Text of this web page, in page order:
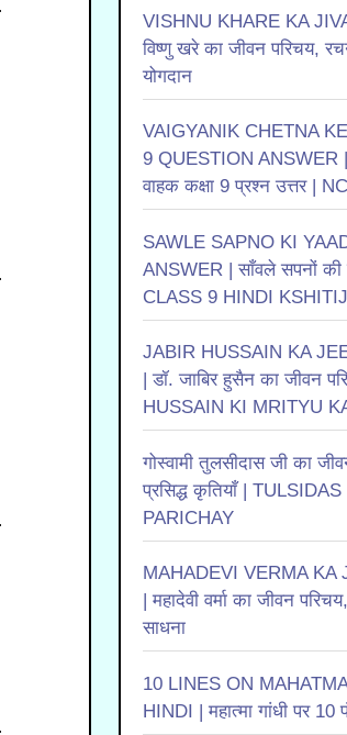
VISHNU KHARE KA
विष्णु खरे का जीवन परिचय,
योगदान
VAIGYANIK CHETNA
9 QUESTION ANSWER |
वाहक कक्षा 9 प्रश्न उत्तर |
SAWLE SAPNO KI
ANSWER | साँवले सपनों की
CLASS 9 HINDI
JABIR HUSSAIN KA
| डॉ. जाबिर हुसैन का जीवन
HUSSAIN KI MRITYU
गोस्वामी तुलसीदास जी का
प्रसिद्ध कृतियाँ |
PARICHAY
MAHADEVI VERMA KA
| महादेवी वर्मा का जीवन
साधना
10 LINES ON
HINDI | महात्मा गांधी पर 10